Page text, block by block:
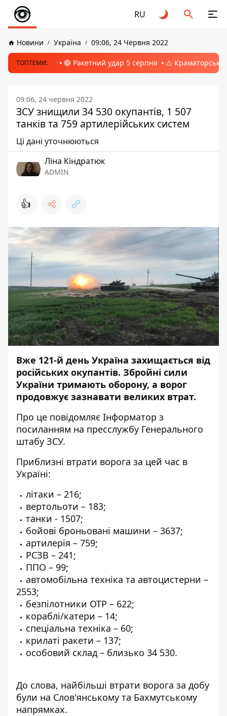
RU
Новини Україна 09:06, 24 Червня 2022
ТОПТЕМИ: 🔴 Ракетний удар 5 серпня ⚠️ Краматорськ,
09:06, 24 червня 2022
ЗСУ знищили 34 530 окупантів, 1 507
танків та 759 артилерійських систем
Ці дані уточнюються
Ліна Кіндратюк
ADMIN
👍
Вже 121-й день Україна захищається від
російських окупантів. Збройні сили
України тримають оборону, а ворог
продовжує зазнавати великих втрат.
Про це повідомляє Інформатор з
посиланням на пресслужбу Генерального
штабу ЗСУ.
Приблизні втрати ворога за цей час в
Україні:
літаки – 216;
вертольоти – 183;
танки - 1507;
бойові броньовані машини – 3637;
артилерія – 759;
РСЗВ – 241;
ППО – 99;
автомобільна техніка та автоцистерни –
2553;
безпілотники ОТР – 622;
кораблі/катери – 14;
спеціальна техніка – 60;
крилаті ракети – 137;
особовий склад – близько 34 530.
До слова, найбільші втрати ворога за добу
були на Слов'янському та Бахмутському
напрямках.